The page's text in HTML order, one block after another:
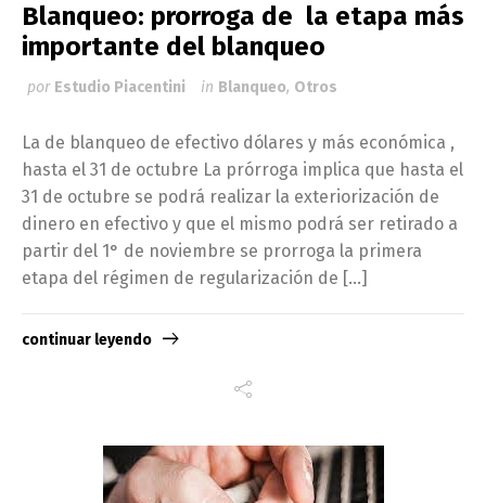
Blanqueo: prorroga de la etapa más
importante del blanqueo
por Estudio Piacentini in Blanqueo, Otros
La de blanqueo de efectivo dólares y más económica ,
hasta el 31 de octubre La prórroga implica que hasta el
31 de octubre se podrá realizar la exteriorización de
dinero en efectivo y que el mismo podrá ser retirado a
partir del 1° de noviembre se prorroga la primera
etapa del régimen de regularización de […]
continuar leyendo